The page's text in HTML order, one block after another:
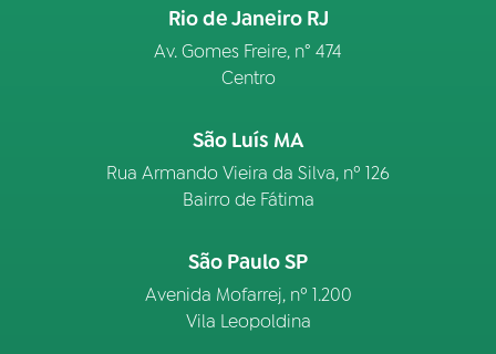
Rio de Janeiro RJ
Av. Gomes Freire, n° 474
Centro
São Luís MA
Rua Armando Vieira da Silva, nº 126
Bairro de Fátima
São Paulo SP
Avenida Mofarrej, nº 1.200
Vila Leopoldina